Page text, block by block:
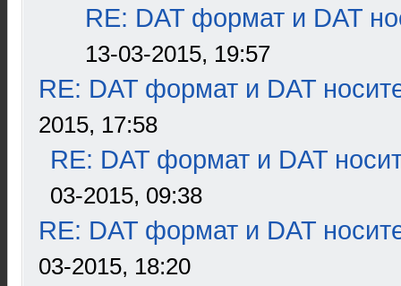
RE: DAT формат и DAT
13-03-2015, 19:57
RE: DAT формат и DAT
2015, 17:58
RE: DAT формат и DAT
03-2015, 09:38
RE: DAT формат и DAT
03-2015, 18:20